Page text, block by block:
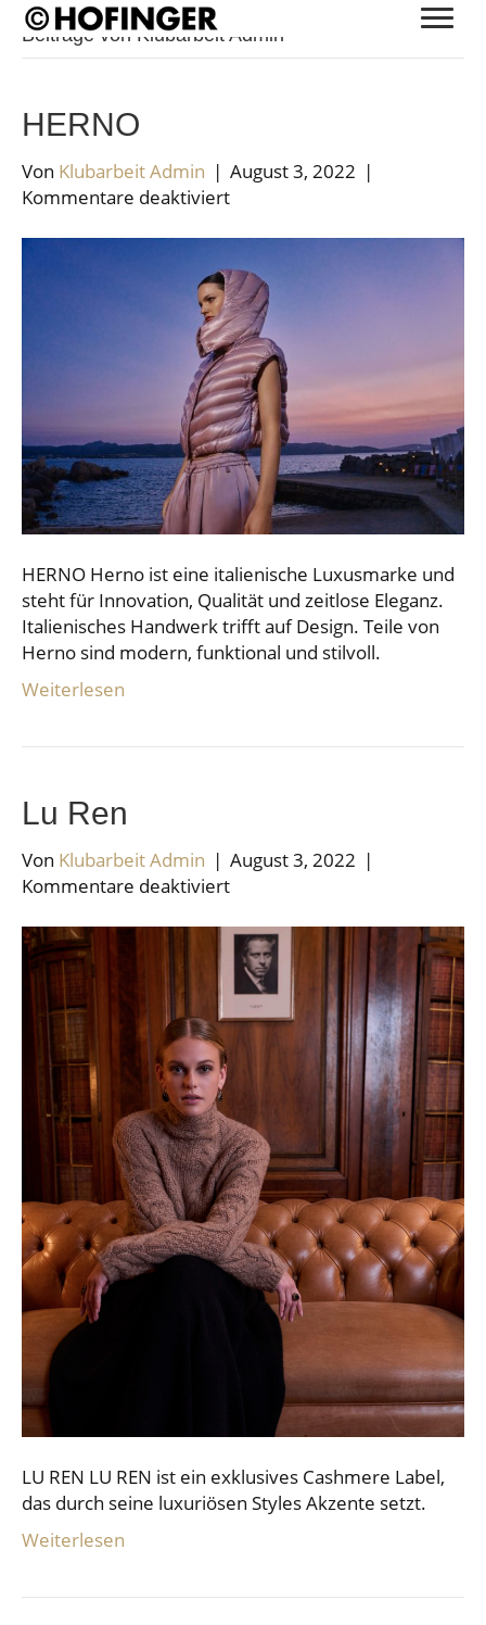
Beiträge von Klubarbeit Admin
HERNO
Von Klubarbeit Admin | August 3, 2022 |
Kommentare deaktiviertfür
HERNO Herno ist eine italienische Luxusmarke und
steht für Innovation, Qualität und zeitlose Eleganz.
Italienisches Handwerk trifft auf Design. Teile von
Herno sind modern, funktional und stilvoll.
Weiterlesen
Lu Ren
Von Klubarbeit Admin | August 3, 2022 |
Kommentare deaktiviertfür
Ren
LU REN LU REN ist ein exklusives Cashmere Label,
das durch seine luxuriösen Styles Akzente setzt.
Weiterlesen